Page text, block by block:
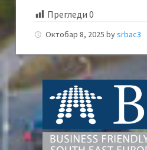
Прегледи 0
Октобар 8, 2025 bysrbac3